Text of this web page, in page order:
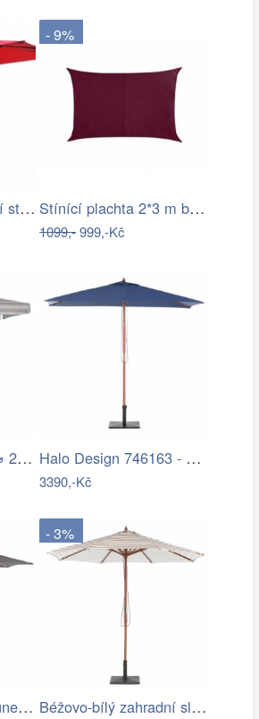
Autronic Konferenční stolek AHG-402 WT
- 9%
Stínící plachta 2*3 m bordó
1099,-999,-Kč
Zahradní slunečník ⌀ 2,85 m světle… Halo Design 746163 - LED Stm. nab.…
3390,-Kč
Garthen Závěsný slunečník s kličkou - 3…
- 3%
Béžovo-bílý zahradní slunečník ⌀260 cm…